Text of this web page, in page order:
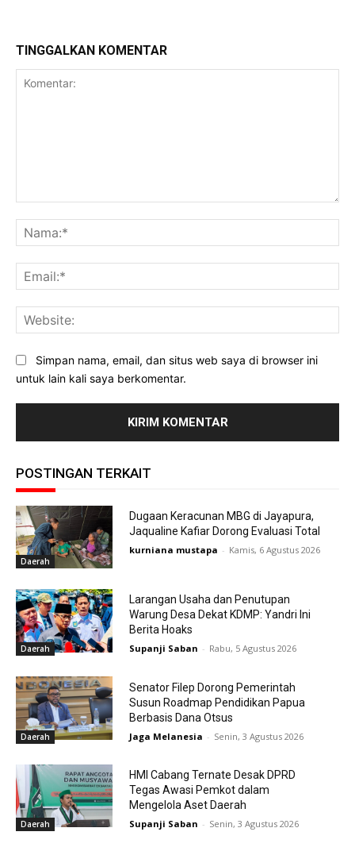
TINGGALKAN KOMENTAR
Simpan nama, email, dan situs web saya di browser ini
untuk lain kali saya berkomentar.
POSTINGAN TERKAIT
Daerah
Dugaan Keracunan MBG di Jayapura,
Jaqualine Kafiar Dorong Evaluasi Total
kurniana mustapa - Kamis, 6 Agustus 2026
Daerah
Larangan Usaha dan Penutupan
Warung Desa Dekat KDMP: Yandri Ini
Berita Hoaks
Supanji Saban - Rabu, 5 Agustus 2026
Daerah
Senator Filep Dorong Pemerintah
Susun Roadmap Pendidikan Papua
Berbasis Dana Otsus
Jaga Melanesia - Senin, 3 Agustus 2026
Daerah
HMI Cabang Ternate Desak DPRD
Tegas Awasi Pemkot dalam
Mengelola Aset Daerah
Supanji Saban - Senin, 3 Agustus 2026